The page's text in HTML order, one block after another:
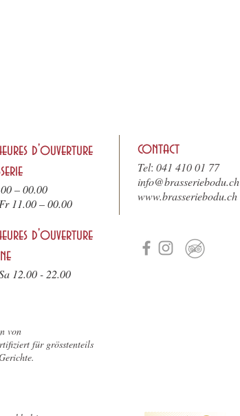
d'ouverture
– 00.00
r 11.00 – 00.00
d'ouverture
12.00 - 22.00
contact
Tel: 041 410 01 77
info@brasseriebodu.ch
www.brasseriebodu.ch
von
für grösstenteils